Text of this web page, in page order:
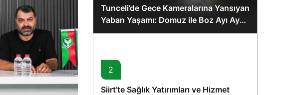
Tunceli’de Gece Kameralarına Yansıyan
Yaban Yaşamı: Domuz ile Boz Ayı Aynı
Karede
2
Siirt’te Sağlık Yatırımları ve Hizmet